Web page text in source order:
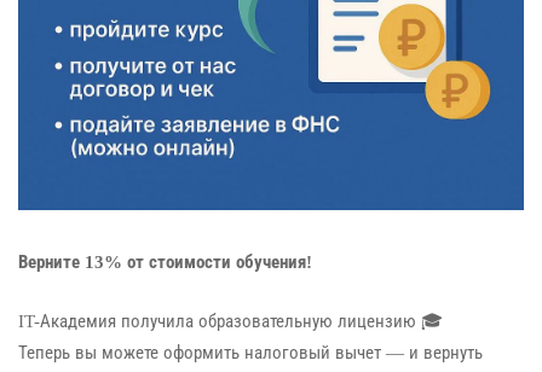
Верните 13% от стоимости обучения!
IT-Академия получила образовательную лицензию 🎓
Теперь вы можете оформить налоговый вычет — и вернуть